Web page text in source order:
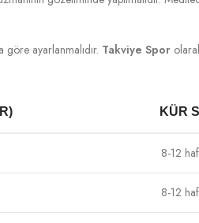
ayarlanmalıdır. Takviye Spor
KÜR
8-12
8-12